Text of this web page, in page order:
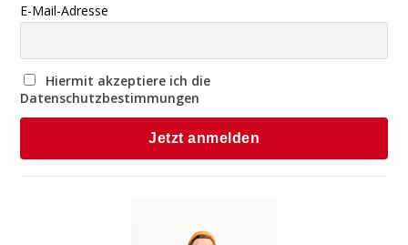
E-Mail-Adresse
Hiermit akzeptiere ich die
Datenschutzbestimmungen